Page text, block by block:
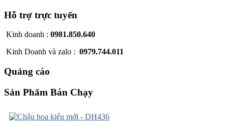
Hỗ trợ trực tuyến
Kinh doanh : 0981.850.640
Kinh Doanh và zalo : 0979.744.011
Quảng cáo
Sản Phẩm Bán Chạy